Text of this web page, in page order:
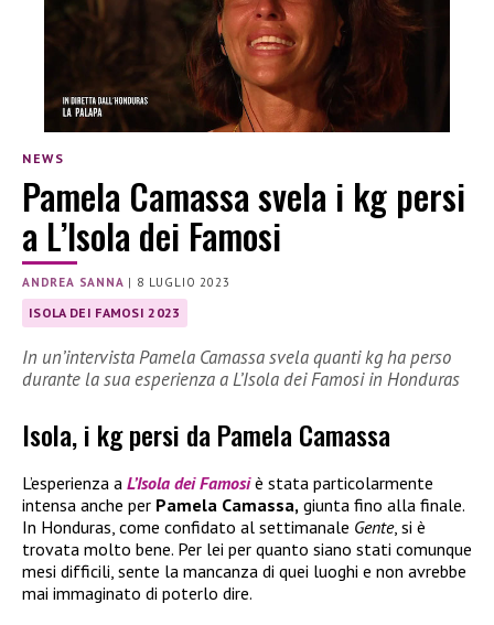
NEWS
Pamela Camassa svela i kg persi
a L’Isola dei Famosi
ANDREA SANNA | 8 LUGLIO 2023
ISOLA DEI FAMOSI 2023
In un’intervista Pamela Camassa svela quanti kg ha perso
durante la sua esperienza a L’Isola dei Famosi in Honduras
Isola, i kg persi da Pamela Camassa
L’esperienza a L’Isola dei Famosi è stata particolarmente
intensa anche per Pamela Camassa, giunta fino alla finale.
In Honduras, come confidato al settimanale Gente, si è
trovata molto bene. Per lei per quanto siano stati comunque
mesi difficili, sente la mancanza di quei luoghi e non avrebbe
mai immaginato di poterlo dire.